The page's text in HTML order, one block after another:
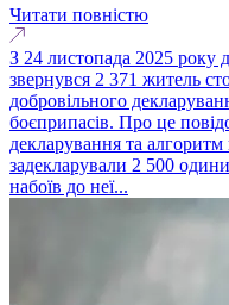
Читати повністю
З 24 листопада 2025 року
звернувся 2 371 житель
добровільного
боєприпасів. Про це
декларування та
задекларували 2 500
набоїв до неї...